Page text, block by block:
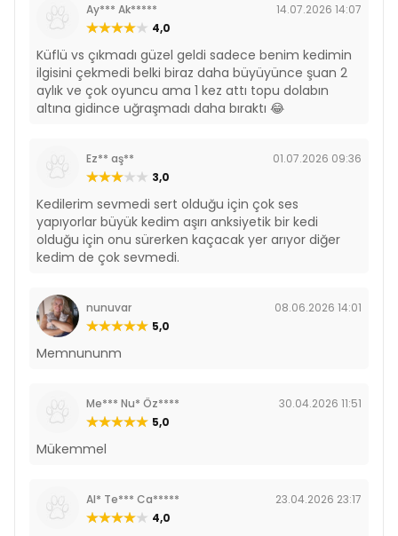
Ay*** Ak*****
14.07.2026 14:07
4,0
Küflü vs çıkmadı güzel geldi sadece benim kedimin
ilgisini çekmedi belki biraz daha büyüyünce şuan 2
aylık ve çok oyuncu ama 1 kez attı topu dolabın
altına gidince uğraşmadı daha bıraktı 😂
Ez** aş**
01.07.2026 09:36
3,0
Kedilerim sevmedi sert olduğu için çok ses
yapıyorlar büyük kedim aşırı anksiyetik bir kedi
olduğu için onu sürerken kaçacak yer arıyor diğer
kedim de çok sevmedi.
nunuvar
08.06.2026 14:01
5,0
Memnununm
Me*** Nu* Öz****
30.04.2026 11:51
5,0
Mükemmel
Al* Te*** Ca*****
23.04.2026 23:17
4,0